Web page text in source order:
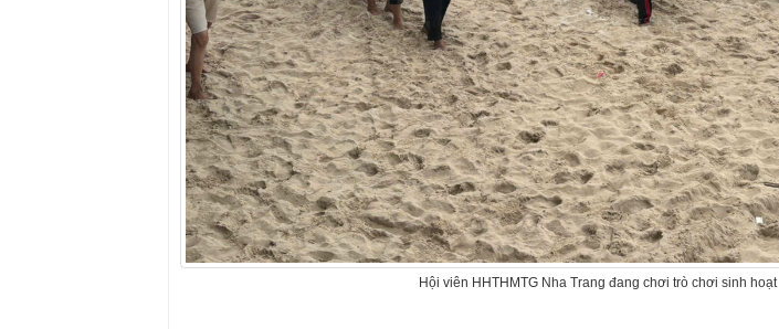
Hội viên HHTHMTG Nha Trang đang chơi trò chơi sinh hoạt